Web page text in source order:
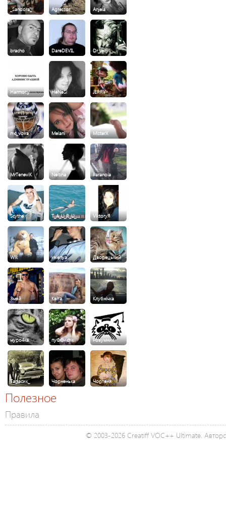
_Sandora_ Agressor Anjela
bracho DareDEVIL Dr_Jekyll_…
Harmony HeNeSi JERRY
mc_vova Melani MisterX
MrTeneviK Neitina Paranoia
Scythe T_A_U_R_U_… ViktoryЯ
Wik xelenya Дворецький
Змей Квiта Клубнічка
муро4ка пуФФистік Розумник
Тарасик_ Чорненька Чортеня
Полезное
Правила
© 2003-2026 Creatiff VOC++ Ultimate.